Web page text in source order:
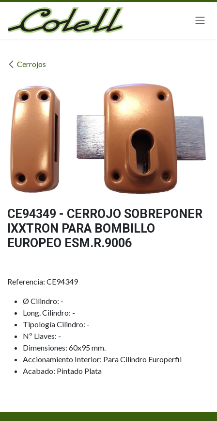
Ir al contenido
Cerrojos
CE94349 - CERROJO SOBREPONER
IXXTRON PARA BOMBILLO
EUROPEO ESM.R.9006
Referencia: CE94349
Ø Cilindro: -
Long. Cilindro: -
Tipología Cilindro: -
Nº Llaves: -
Dimensiones: 60x95 mm.
Accionamiento Interior: Para Cilindro Europerfil
Acabado: Pintado Plata